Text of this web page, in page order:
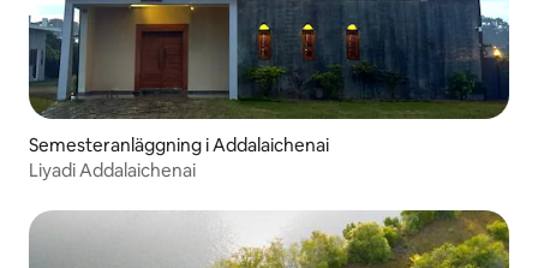
Semesteranläggning i Addalaichenai
Liyadi Addalaichenai